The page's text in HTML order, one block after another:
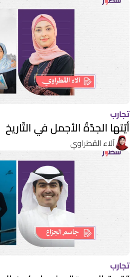
تجارب
أيّتها الجدّةُ الأجمل في التّاريخ
آلاء القطراوي
تجارب